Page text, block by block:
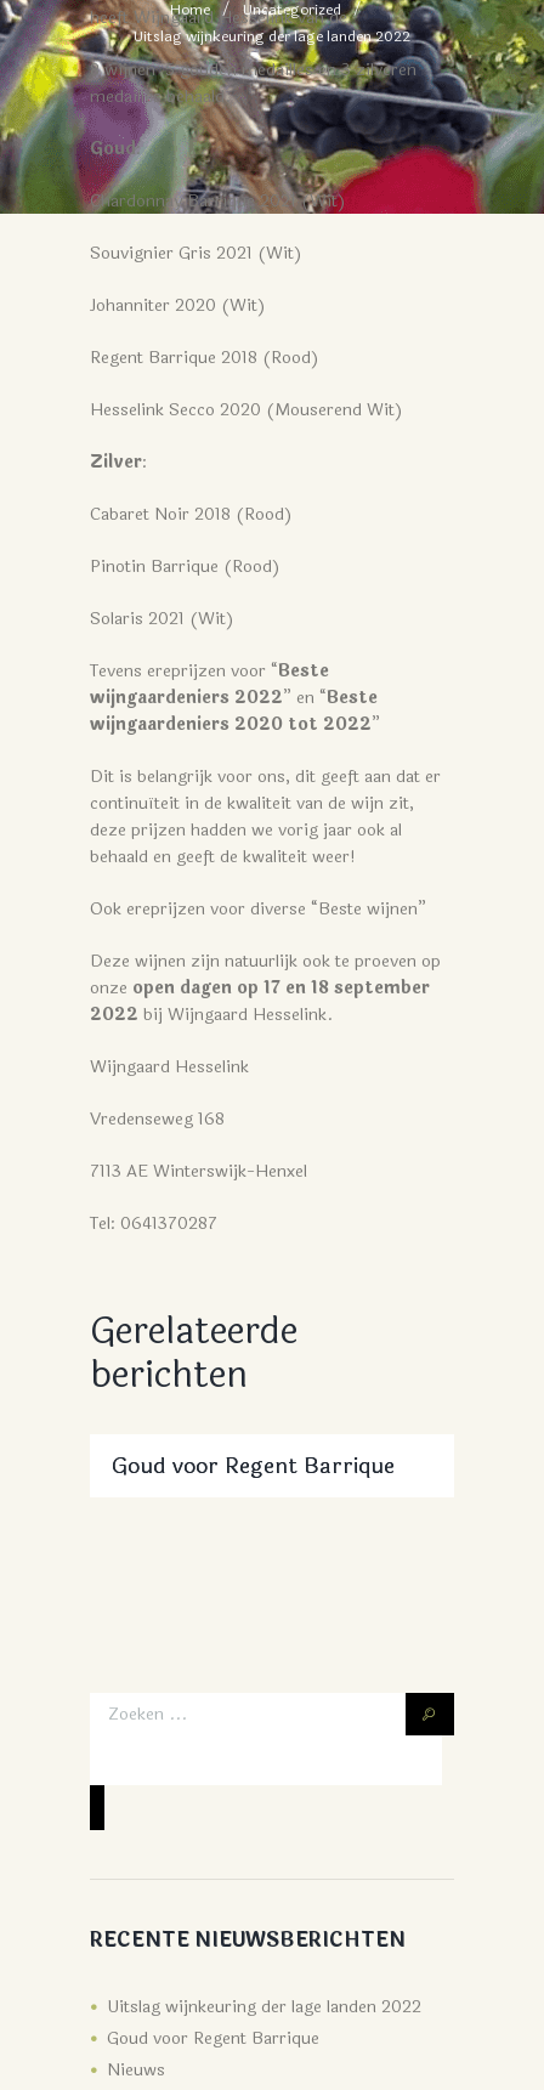
Home
Uncategorized
Uitslag wijnkeuring der lage landen 2022
heeft Wijngaard Hesselink van de
8 wijnen 5 gouden medailles en 3 zilveren
medailles behaald.
Goud:
Chardonnay Barrique 2021 (Wit)
Souvignier Gris 2021 (Wit)
Johanniter 2020 (Wit)
Regent Barrique 2018 (Rood)
Hesselink Secco 2020 (Mouserend Wit)
Zilver:
Cabaret Noir 2018 (Rood)
Pinotin Barrique (Rood)
Solaris 2021 (Wit)
Tevens ereprijzen voor “Beste
wijngaardeniers 2022” en “Beste
wijngaardeniers 2020 tot 2022”
Dit is belangrijk voor ons, dit geeft aan dat er
continuïteit in de kwaliteit van de wijn zit,
deze prijzen hadden we vorig jaar ook al
behaald en geeft de kwaliteit weer!
Ook ereprijzen voor diverse “Beste wijnen”
Deze wijnen zijn natuurlijk ook te proeven op
onze open dagen op 17 en 18 september
2022 bij Wijngaard Hesselink.
Wijngaard Hesselink
Vredenseweg 168
7113 AE Winterswijk-Henxel
Tel: 0641370287
Gerelateerde
berichten
Goud voor Regent Barrique
RECENTE NIEUWSBERICHTEN
Uitslag wijnkeuring der lage landen 2022
Goud voor Regent Barrique
Nieuws